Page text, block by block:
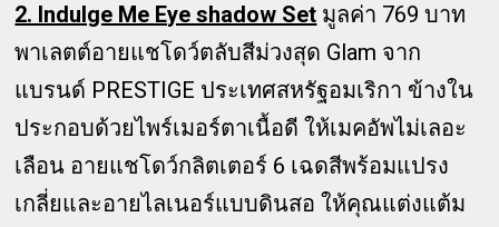
2. Indulge Me Eye shadow Set มูลค่า 769 บาท
พาเลตต์อายแชโดว์ตลับสีม่วงสุด Glam จาก
แบรนด์ PRESTIGE ประเทศสหรัฐอมเริกา ข้างใน
ประกอบด้วยไพร์เมอร์ตาเนื้อดี ให้เมคอัพไม่เลอะ
เลือน อายแชโดว์กลิตเตอร์ 6 เฉดสีพร้อมแปรง
เกลี่ยและอายไลเนอร์แบบดินสอ ให้คุณแต่งแต้ม